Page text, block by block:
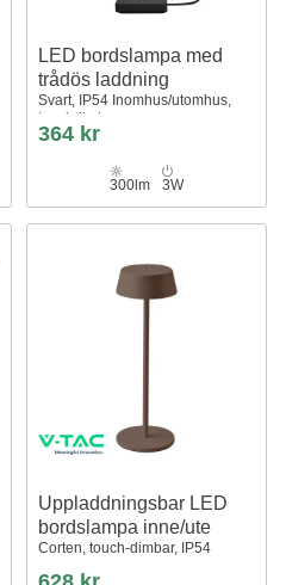
LED bordslampa med
trådös laddning
Svart, IP54 Inomhus/utomhus,
touchdimbar
364 kr
300lm 3W
Uppladdningsbar LED
bordslampa inne/ute
Corten, touch-dimbar, IP54